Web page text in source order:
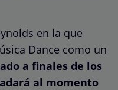
en la que
Dance como un
a finales de los
al momento